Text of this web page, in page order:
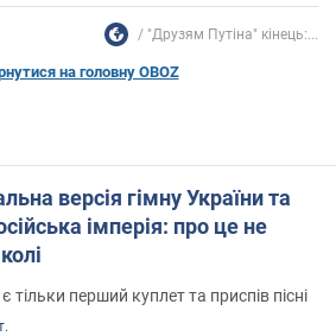
"Друзям Путіна" кінець:...
на головну OBOZ
версія гімну України та
імперія: про це не
перший куплет та приспів пісні